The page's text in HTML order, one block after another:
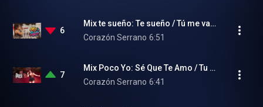
6
Mix te sueño: Te sueño / Tú me vas a dejar
Corazón Serrano 6:51
7
Mix Poco Yo: Sé Que Te Amo / Tu Traición / Otra Ocupa Mi Lugar / Te He Prometido (En Vivo)
Corazón Serrano 6:41